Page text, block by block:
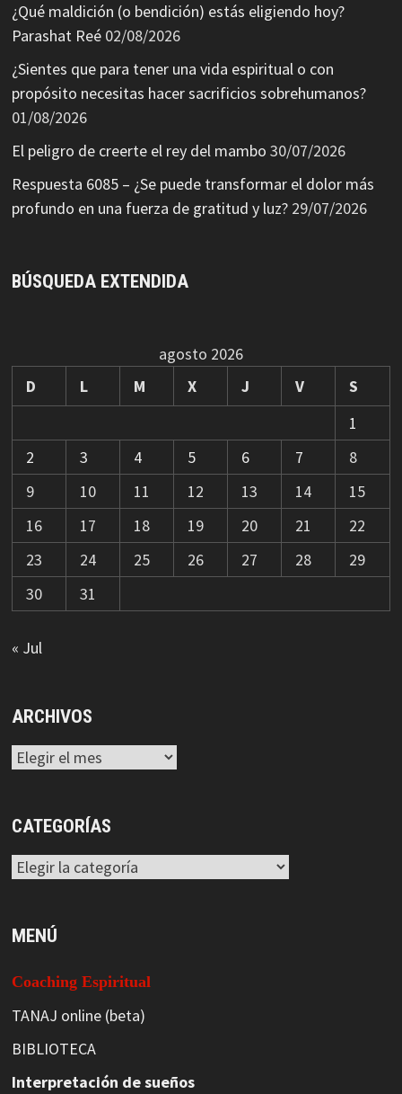
¿Qué maldición (o bendición) estás eligiendo hoy?
Parashat Reé 02/08/2026
¿Sientes que para tener una vida espiritual o con
propósito necesitas hacer sacrificios sobrehumanos?
01/08/2026
El peligro de creerte el rey del mambo 30/07/2026
Respuesta 6085 – ¿Se puede transformar el dolor más
profundo en una fuerza de gratitud y luz? 29/07/2026
BÚSQUEDA EXTENDIDA
agosto 2026
D
L M X J V
S
1
2
3 4 5 6 7
8
9
10 11 12 13 14
15
16
17 18 19 20 21
22
23
24 25 26 27 28
29
30
31
« Jul
ARCHIVOS
Archivos
CATEGORÍAS
Categorías
MENÚ
Coaching Espiritual
TANAJ online (beta)
BIBLIOTECA
Interpretación de sueños